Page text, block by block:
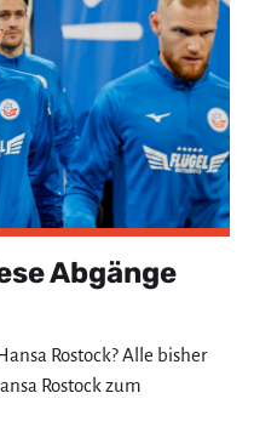
Abgänge
Rostock? Alle bisher
Rostock zum